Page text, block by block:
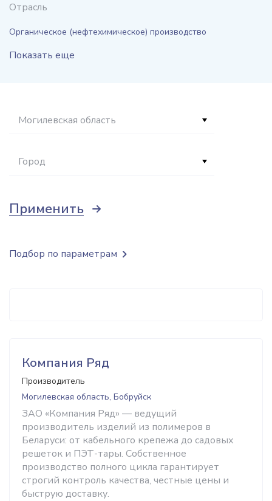
Отрасль
Органическое (нефтехимическое) производство
Показать еще
Могилевская область
Город
Применить
Компания Ряд
Производитель
Могилевская область, Бобруйск
ЗАО «Компания Ряд» — ведущий
производитель изделий из полимеров в
Беларуси: от кабельного крепежа до садовых
решеток и ПЭТ-тары. Собственное
производство полного цикла гарантирует
строгий контроль качества, честные цены и
быструю доставку.
Подбор по параметрам